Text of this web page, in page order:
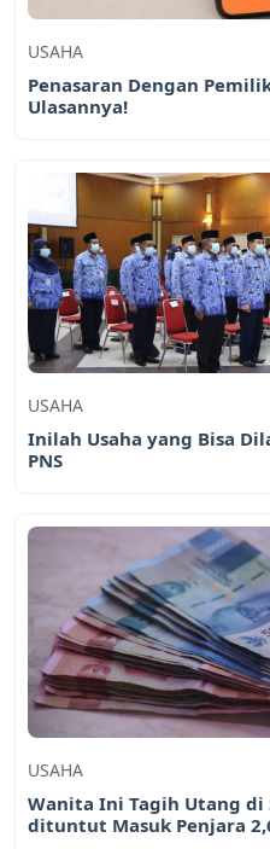
USAHA
Penasaran Dengan
Ulasannya!
USAHA
Inilah Usaha yang Bisa
PNS
USAHA
Wanita Ini Tagih Utang di
dituntut Masuk Penjara